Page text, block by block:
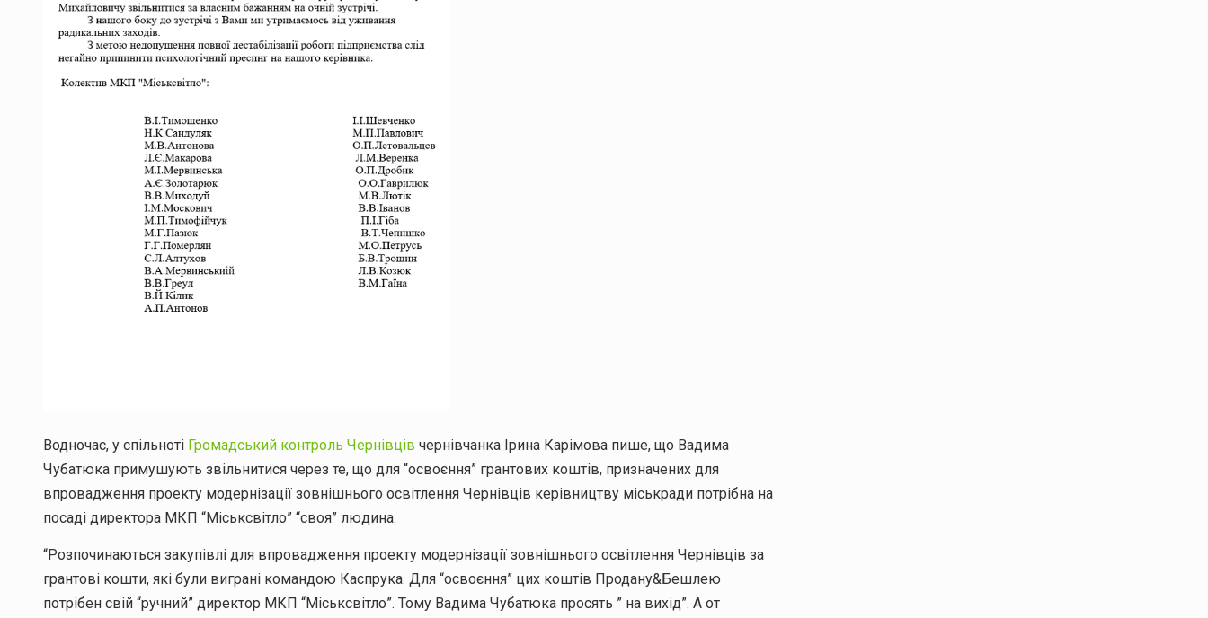
Водночас, у спільноті Громадський контроль Чернівців чернівчанка Ірина Карімова пише, що Вадима
Чубатюка примушують звільнитися через те, що для “освоєння” грантових коштів, призначених для
впровадження проекту модернізації зовнішнього освітлення Чернівців керівництву міськради потрібна на
посаді директора МКП “Міськсвітло” “своя” людина.
“Розпочинаються закупівлі для впровадження проекту модернізації зовнішнього освітлення Чернівців за
грантові кошти, які були виграні командою Каспрука. Для “освоєння” цих коштів Продану&Бешлею
потрібен свій “ручний” директор МКП “Міськсвітло”. Тому Вадима Чубатюка просять ” на вихід”. А от